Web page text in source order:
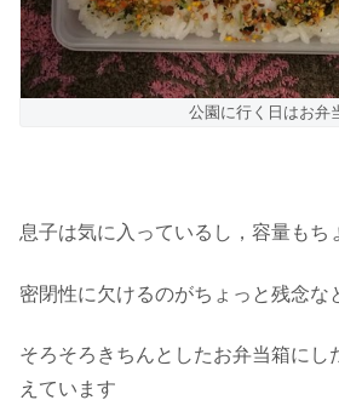
公園に行く日はお弁
息子は気に入っているし，容量もち
密閉性に欠けるのがちょっと残念な
そろそろきちんとしたお弁当箱にし
えています